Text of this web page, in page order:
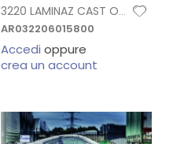
3220 LAMINAZ CAST OPACO H. 1,52X45,7 MT
AR032206015800
Accedi oppure
crea un account